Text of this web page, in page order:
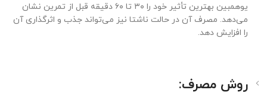
یوهمبین بهترین تأثیر خود را ۳۰ تا ۶۰ دقیقه قبل از تمرین نشان
می‌دهد. مصرف آن در حالت ناشتا نیز می‌تواند جذب و اثرگذاری آن
را افزایش دهد.
روش مصرف: